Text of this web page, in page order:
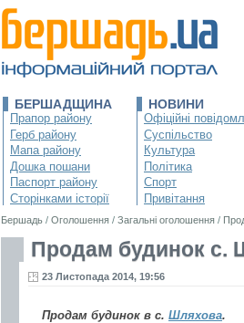
БЕРШАДЩИНА
Прапор району
Герб району
Мапа району
Дошка пошани
Паспорт району
Сторінками історії
НОВИНИ
Офіційні
Суспільство
Культура
Політика
Спорт
Привітання
Бершадь / Оголошення / Загальні оголошення /
Продам будинок с.
23 Листопада 2014, 19:56
Продам будинок в с. Шляхова.